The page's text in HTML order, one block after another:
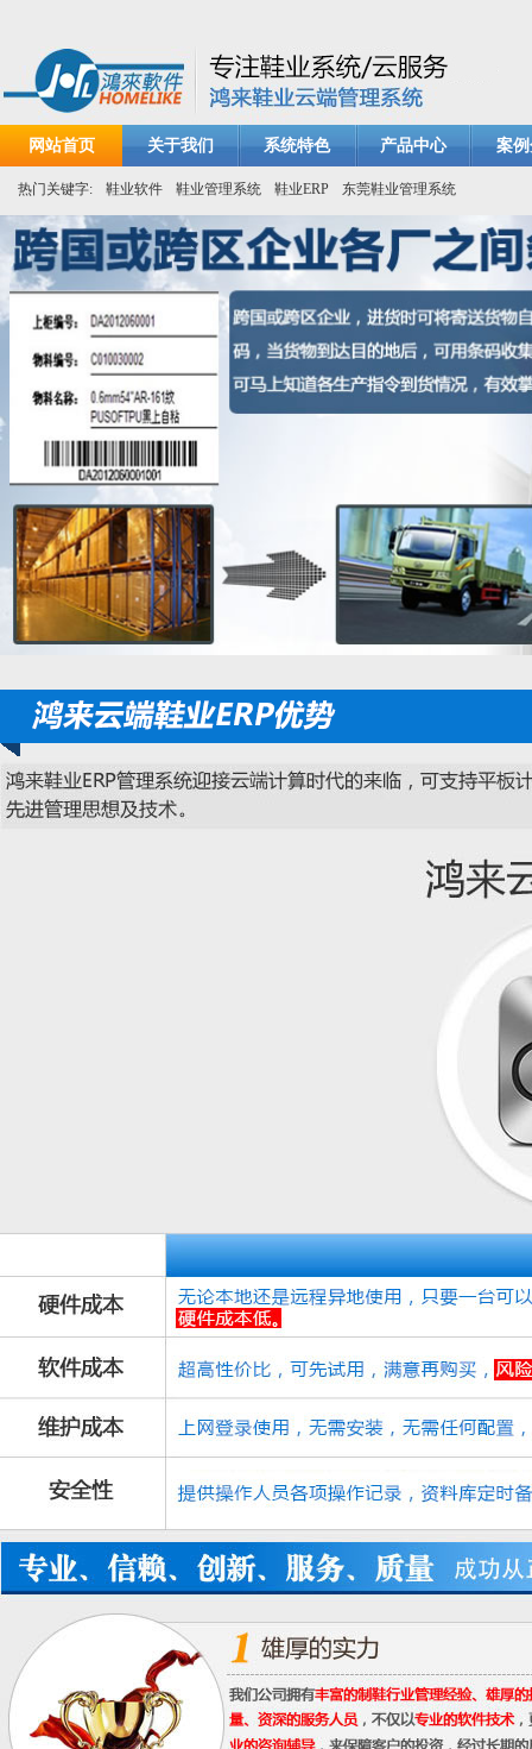
网站首页 关于我们 系统特色 产品中心 案
热门关键字: 鞋业软件 鞋业管理系统 鞋业ERP 东莞鞋业管理系统